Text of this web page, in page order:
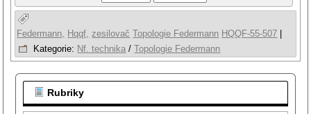
Federmann, Hqqf, zesilovač Topologie Federmann HQQF-55-507
Kategorie: Nf. technika /Topologie Federmann
Rubriky